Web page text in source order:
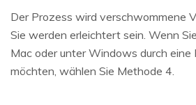
Der Prozess wird verschwommene
Sie werden erleichtert sein. Wenn
Mac oder unter Windows durch eine
möchten, wählen Sie Methode 4.